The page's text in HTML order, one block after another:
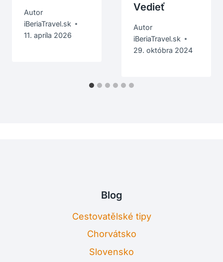
Autor
iBeriaTravel.sk
11. apríla 2026
Vedieť
Autor
iBeriaTravel.sk
29. októbra 2024
Blog
Cestovatělské tipy
Chorvátsko
Slovensko